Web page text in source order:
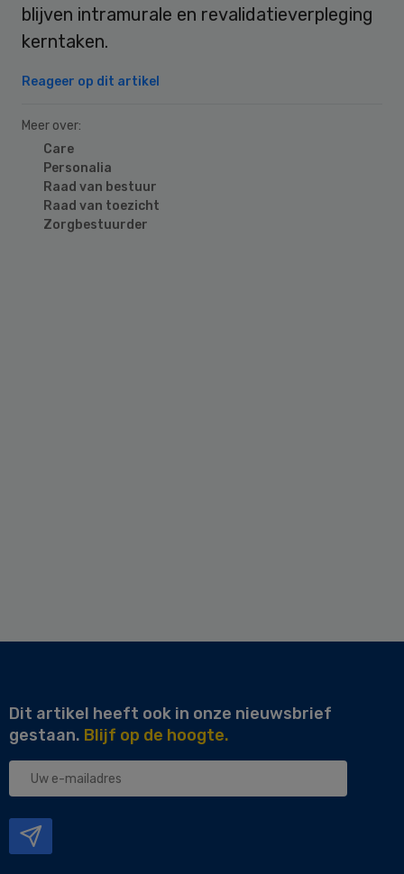
blijven intramurale en revalidatieverpleging
kerntaken.
Reageer op dit artikel
Meer over:
Care
Personalia
Raad van bestuur
Raad van toezicht
Zorgbestuurder
Dit artikel heeft ook in onze nieuwsbrief
gestaan. Blijf op de hoogte.
Uw